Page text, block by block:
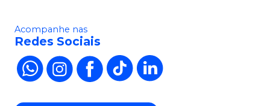
Acompanhe nas
Redes Sociais